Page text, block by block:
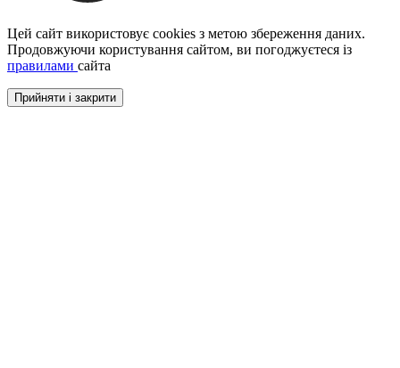
Цей сайт використовує cookies з метою збереження даних.
Продовжуючи користування сайтом, ви погоджуєтеся із
правилами сайта
Прийняти і закрити